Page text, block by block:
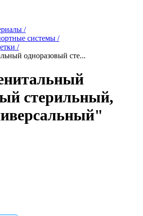
/
системы /
/
одноразовый сте...
стерильный,